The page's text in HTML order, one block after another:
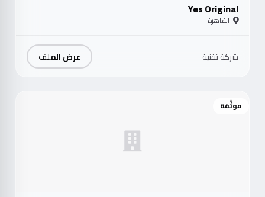
Yes Original
القاهرة
شركة تقنية عرض الملف
موثّقة